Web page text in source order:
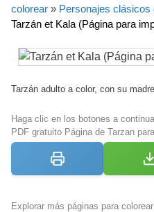
colorear » Personajes clásicos
Tarzán et Kala (Página para
Tarzán adulto a color, con su
Haga clic en los botones a
PDF gratuito Página de Tarzan
Explorar más páginas para